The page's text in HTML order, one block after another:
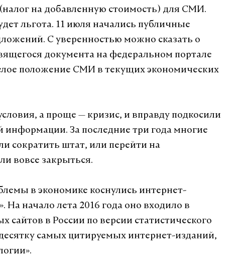
на добавленную стоимость) для СМИ.
льгота. 11 июля начались публичные
С уверенностью можно сказать о
документа на федеральном портале
положение СМИ в текущих экономических
а проще — кризис, и вправду подкосили
информации. За последние три года многие
штат, или перейти на
вовсе закрыться.
в экономике коснулись интернет-
На начало лета 2016 года оно входило в
сайтов в России по версии статистического
самых цитируемых интернет-изданий,